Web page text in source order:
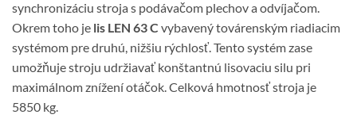
synchronizáciu stroja s podávačom plechov a odvíjačom.
Okrem toho je lis LEN 63 C vybavený továrenským riadiacim
systémom pre druhú, nižšiu rýchlosť. Tento systém zase
umožňuje stroju udržiavať konštantnú lisovaciu silu pri
maximálnom znížení otáčok. Celková hmotnosť stroja je
5850 kg.